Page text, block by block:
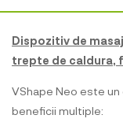
Dispozitiv de
trepte de caldura,
VShape Neo este
beneficii multiple: